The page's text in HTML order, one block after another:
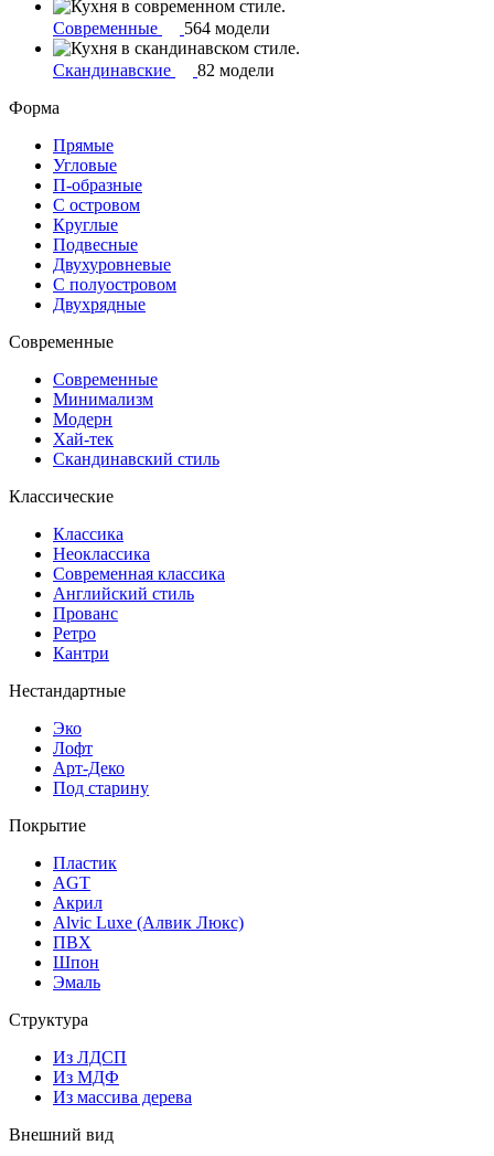
Современные 564 модели
Скандинавские
82 модели
Форма
Прямые
Угловые
П-образные
С островом
Круглые
Подвесные
Двухуровневые
С полуостровом
Двухрядные
Современные
Современные
Минимализм
Модерн
Хай-тек
Скандинавский стиль
Классические
Классика
Неоклассика
Современная классика
Английский стиль
Прованс
Ретро
Кантри
Нестандартные
Эко
Лофт
Арт-Деко
Под старину
Покрытие
Пластик
AGT
Акрил
Alvic Luxe (Алвик Люкс)
ПВХ
Шпон
Эмаль
Структура
Из ЛДСП
Из МДФ
Из массива дерева
Внешний вид